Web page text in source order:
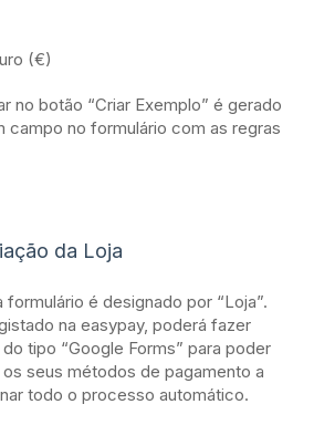
(€)
no botão “Criar Exemplo” é gerado
campo no formulário com as regras
da Loja
formulário é designado por “Loja”.
na easypay, poderá fazer
tipo “Google Forms” para poder
seus métodos de pagamento a
todo o processo automático.